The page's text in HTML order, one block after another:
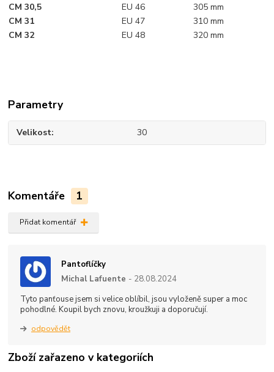
CM 30,5
EU 46
305 mm
CM 31
EU 47
310 mm
CM 32
EU 48 320 mm
Parametry
Velikost 30
Komentáře 1
Přidat komentář
Pantoflíčky
Michal Lafuente
28.08.2024
Tyto panťouse jsem si velice oblíbil, jsou vyloženě super a moc
pohodlné. Koupil bych znovu, kroužkuji a doporučují.
odpovědět
Zboží zařazeno v kategoriích